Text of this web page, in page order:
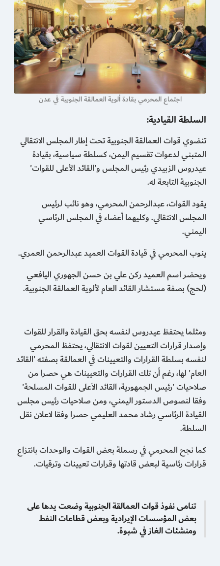
اجتماع المحرمي بقادة ألوية العمالقة الجنوبية في عدن
السلطة القيادية:
تنضوي قوات العمالقة الجنوبية تحت إطار المجلس الانتقالي
المتبني لدعوات تقسيم اليمن، كسلطة سياسية، بقيادة
عيدروس الزبيدي رئيس المجلس و'القائد الأعلى للقوات'
الجنوبية التابعة له.
يقود القوات، عبدالرحمن المحرمي، وهو نائب لرئيس
المجلس الانتقالي. وكليهما أعضاء في المجلس الرئاسي
اليمني.
ينوب المحرمي في قيادة القوات العميد عبدالرحمن العمري.
ويحضر اسم العميد ركن علي بن حسن الجهوري اليافعي
(لحج) بصفة مستشار القائد العام لألوية العمالقة الجنوبية.
ومثلما يحتفظ عيدروس لنفسه بحق القيادة والقرار للقوات
وإصدار قرارات التعيين لقوات الانتقالي، يحتفظ المحرمي
لنفسه بسلطة القرارات والتعيينات في العمالقة بصفته 'القائد
العام' لها، رغم أن تلك القرارات والتعيينات هي حصرا من
صلاحيات 'رئيس الجمهورية، القائد الأعلى للقوات المسلحة'
وفقا لنصوص الدستور اليمني، ومن صلاحيات رئيس مجلس
القيادة الرئاسي رشاد محمد العليمي حصرا وفقا لاعلان نقل
السلطة.
كما نجح المحرمي في رسملة بعض القوات والوحدات بانتزاع
قرارات رئاسية لبعض قادتها وقرارات تعيينات وترقيات.
تنامى نفوذ قوات العمالقة الجنوبية وضعت يدها على
بعض المؤسسات الإيرادية وبعض قطاعات النفط
ومنشئات الغاز في شبوة.